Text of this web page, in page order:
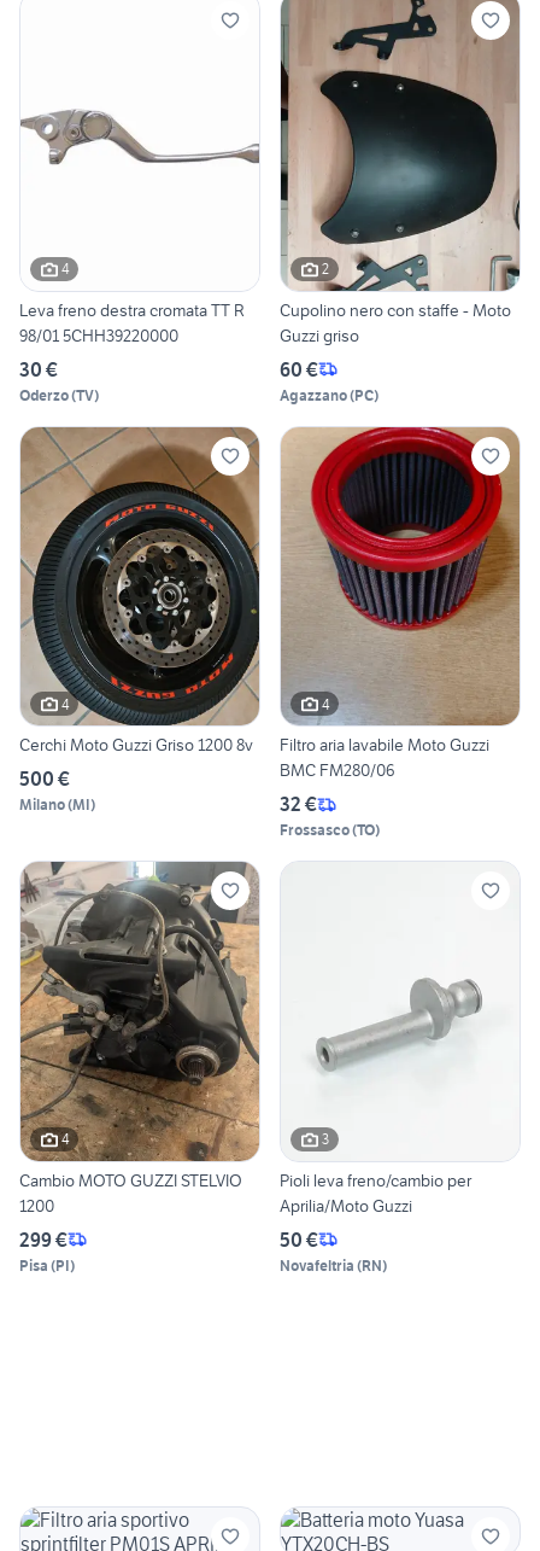
4
Leva freno destra cromata TT R
98/01 5CHH39220000
30 €
Oderzo(TV)
2
Cupolino nero con staffe - Moto
Guzzi griso
60 €
Agazzano(PC)
4
Cerchi Moto Guzzi Griso 1200 8v
500 €
Milano(MI)
4
Filtro aria lavabile Moto Guzzi
BMC FM280/06
32 €
Frossasco(TO)
4
Cambio MOTO GUZZI STELVIO
1200
299 €
Pisa (PI)
3
Pioli leva freno/cambio per
Aprilia/Moto Guzzi
50 €
Novafeltria (RN)